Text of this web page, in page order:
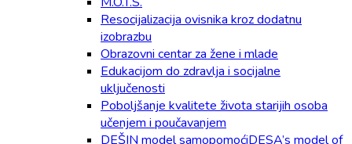
Resocijalizacija ovisnika kroz dodatnu
izobrazbu
Obrazovni centar za žene i mlade
Edukacijom do zdravlja i socijalne
uključenosti
Poboljšanje kvalitete života starijih osoba
učenjem i poučavanjem
DEŠIN model samopomoćiDESA’s model of